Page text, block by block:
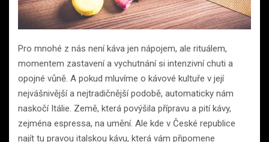
Pro mnohé z nás není káva jen nápojem, ale rituálem,
momentem zastavení a vychutnání si intenzivní chuti a
opojné vůně. A pokud mluvíme o kávové kultuře v její
nejvášnivější a nejtradičnější podobě, automaticky nám
naskočí Itálie. Země, která povýšila přípravu a pití kávy,
zejména espressa, na umění. Ale kde v České republice
najít tu pravou italskou kávu, která vám připomene